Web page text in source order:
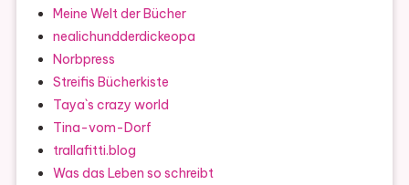
Meine Welt der Bücher
nealichundderdickeopa
Norbpress
Streifis Bücherkiste
Taya`s crazy world
Tina-vom-Dorf
trallafitti.blog
Was das Leben so schreibt